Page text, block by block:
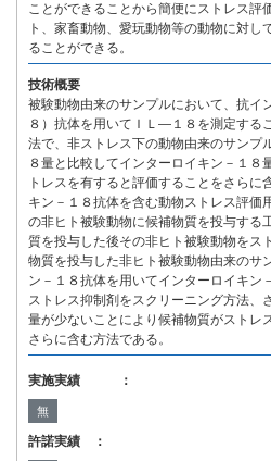
ことができることから簡便にストレス評
ト、家畜動物、愛玩動物等の動物に対
ることができる。
技術概要
被験動物由来のサンプルにおいて、抗イ
８）抗体を用いてＩＬ―１８を測定する
法で、非ストレス下の動物由来のサンプ
８量と比較してインターロイキン－１８
トレスを有すると評価することをさらに
キン－１８抗体を含む動物ストレス評価
の非ヒト被験動物に候補物質を投与する
質を投与した後その非ヒト被験動物をス
物質を投与した非ヒト被験動物由来のサ
ン－１８抗体を用いてインターロイキン
ストレス抑制剤をスクリーニング方法、
量が少ないことにより候補物質がストレ
さらに含む方法である。
実施実績 ：
無
許諾実績 ：